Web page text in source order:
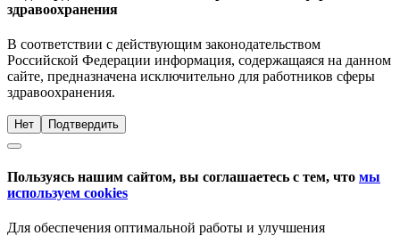
здравоохранения
В соответствии с действующим законодательством
Российской Федерации информация, содержащаяся на данном
сайте, предназначена исключительно для работников сферы
здравоохранения.
Нет Подтвердить
Пользуясь нашим сайтом, вы соглашаетесь с тем, что мы
используем cookies
Для обеспечения оптимальной работы и улучшения